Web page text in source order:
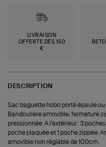
LIVRAISON
OFFERTE DÈS 150
€
DESCRIPTION
Sac baguette hobo porté épaule
Bandoulière amovible, fermeture
pressionnée. A l’extérieur : 3
poche plaquée et 1 poche zippée.
amovible non réglable de 100cm.